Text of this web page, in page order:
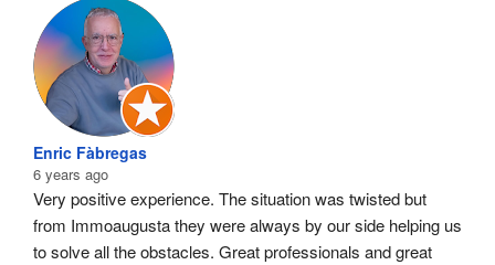
Enric Fàbregas
6 years ago
Very positive experience. The situation was twisted but
from Immoaugusta they were always by our side helping us
to solve all the obstacles. Great professionals and great